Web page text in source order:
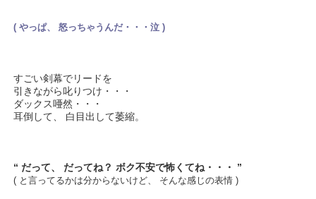
( やっぱ、 怒っちゃうんだ・・・泣 )
すごい剣幕でリードを
引きながら叱りつけ・・・
ダックス唖然・・・
耳倒して、 白目出して萎縮。
“ だって、 だってね？ ボク不安で怖くてね・・・ ”
( と言ってるかは分からないけど、 そんな感じの表情 )